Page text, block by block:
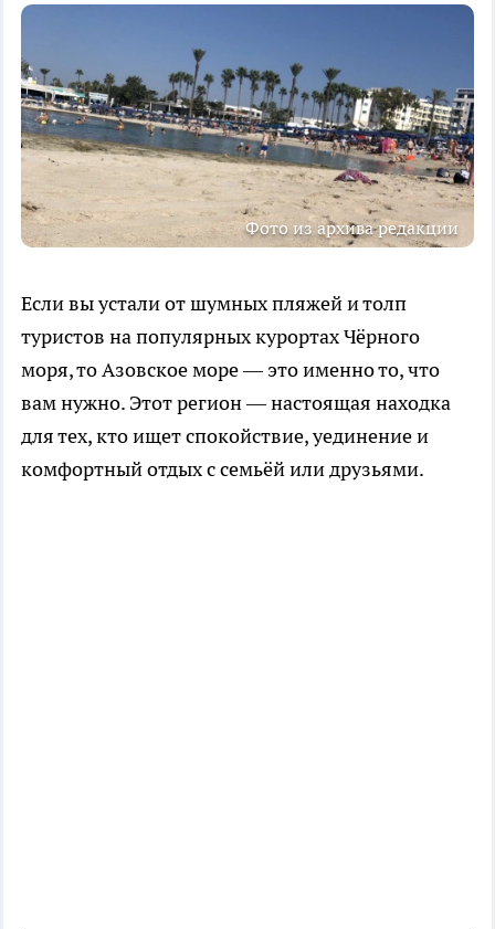
Фото из архива редакции
Если вы устали от шумных пляжей и толп
туристов на популярных курортах Чёрного
моря, то Азовское море — это именно то, что
вам нужно. Этот регион — настоящая находка
для тех, кто ищет спокойствие, уединение и
комфортный отдых с семьёй или друзьями.